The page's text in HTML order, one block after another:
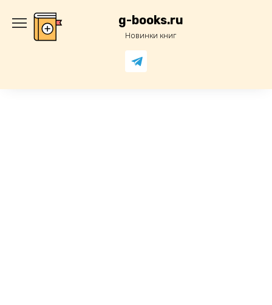
содержанию
g-books.ru
Новинки книг